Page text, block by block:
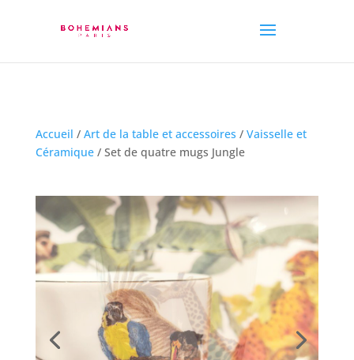
Accueil / Art de la table et accessoires / Vaisselle et
Céramique/ Set de quatre mugs Jungle